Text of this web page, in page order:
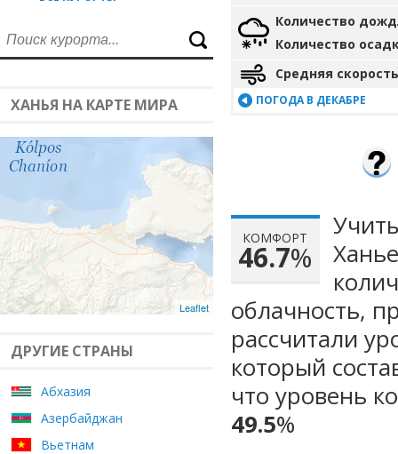
ХАНЬЯ НА КАРТЕ МИРА
Leaflet
ДРУГИЕ СТРАНЫ
Абхазия
Азербайджан
Вьетнам
Количество
Количество
Средняя
ПОГОДА В ДЕКАБРЕ
КОМФОРТ
46.7%
облачность,
рассчитали
который
что уровень
49.5%